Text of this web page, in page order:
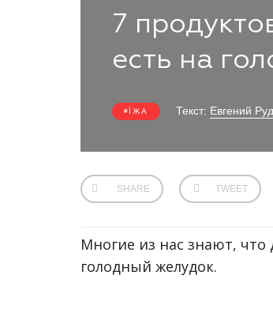
7
есть на
ЇЖА Текст: Евгений
SHARE TWEET
Многие из нас знают, что
голодный желудок.